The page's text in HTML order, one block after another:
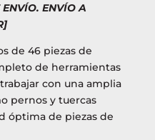
ENVÍO A
de 46 piezas de
de herramientas
con una amplia
pernos y tuercas
óptima de piezas de